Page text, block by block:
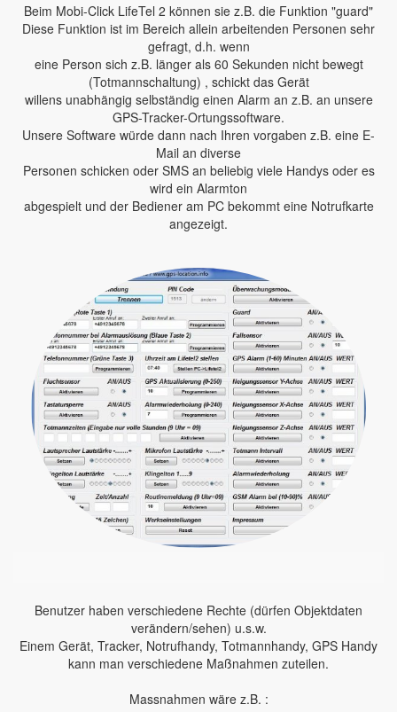
Beim Mobi-Click LifeTel 2 können sie z.B. die Funktion "guard"
Diese Funktion ist im Bereich allein arbeitenden Personen sehr
gefragt, d.h. wenn
eine Person sich z.B. länger als 60 Sekunden nicht bewegt
(Totmannschaltung) , schickt das Gerät
willens unabhängig selbständig einen Alarm an z.B. an unsere
GPS-Tracker-Ortungssoftware.
Unsere Software würde dann nach Ihren vorgaben z.B. eine E-
Mail an diverse
Personen schicken oder SMS an beliebig viele Handys oder es
wird ein Alarmton
abgespielt und der Bediener am PC bekommt eine Notrufkarte
angezeigt.
Benutzer haben verschiedene Rechte (dürfen Objektdaten
verändern/sehen) u.s.w.
Einem Gerät, Tracker, Notrufhandy, Totmannhandy, GPS Handy
kann man verschiedene Maßnahmen zuteilen.
Massnahmen wäre z.B. :